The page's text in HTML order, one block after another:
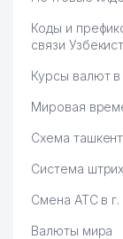
Коды и
связи
Курсы валют в
Мировая
Схема
Система
Смена АТС в
Валюты мира